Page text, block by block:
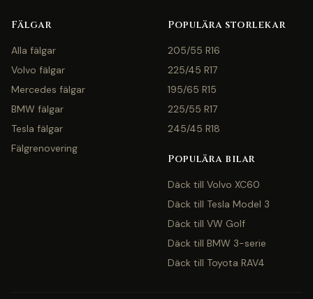
Fälgar
Alla fälgar
Volvo fälgar
Mercedes fälgar
BMW fälgar
Tesla fälgar
Fälgrenovering
Populära storlekar
205/55 R16
225/45 R17
195/65 R15
225/55 R17
245/45 R18
Populära bilar
Däck till Volvo XC60
Däck till Tesla Model 3
Däck till VW Golf
Däck till BMW 3-serie
Däck till Toyota RAV4